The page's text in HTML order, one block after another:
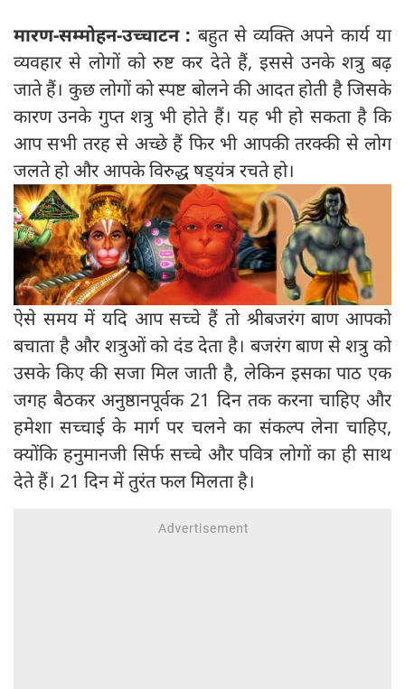
मारण-सम्मोहन-उच्चाटन : बहुत से व्यक्ति अपने कार्य या
व्यवहार से लोगों को रुष्ट कर देते हैं, इससे उनके शत्रु बढ़
जाते हैं। कुछ लोगों को स्पष्ट बोलने की आदत होती है जिसके
कारण उनके गुप्त शत्रु भी होते हैं। यह भी हो सकता है कि
आप सभी तरह से अच्छे हैं फिर भी आपकी तरक्की से लोग
जलते हो और आपके विरुद्ध षड्‍यंत्र रचते हो।
ऐसे समय में यदि आप सच्चे हैं तो श्रीबजरंग बाण आपको
बचाता है और शत्रुओं को दंड देता है। बजरंग बाण से शत्रु को
उसके किए की सजा मिल जाती है, लेकिन इसका पाठ एक
जगह बैठकर अनुष्ठानपूर्वक 21 दिन तक करना चाहिए और
हमेशा सच्चाई के मार्ग पर चलने का संकल्प लेना चाहिए,
क्योंकि हनुमानजी सिर्फ सच्चे और पवित्र लोगों का ही साथ
देते हैं। 21 दिन में तुरंत फल मिलता है।